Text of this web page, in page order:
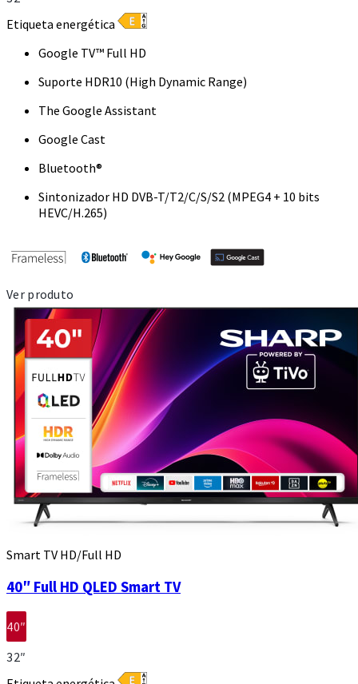
Etiqueta energética
Google TV™ Full HD
Suporte HDR10 (High Dynamic Range)
The Google Assistant
Google Cast
Bluetooth®
Sintonizador HD DVB-T/T2/C/S/S2 (MPEG4 + 10 bits
HEVC/H.265)
Ver produto
Smart TV HD/Full HD
40″ Full HD QLED Smart TV
40″
32″